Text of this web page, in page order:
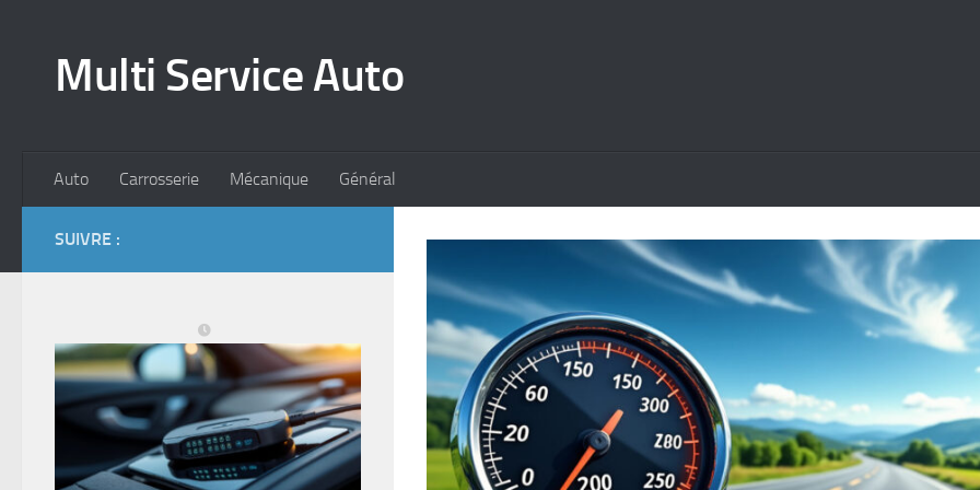
Multi Service Auto
Auto Carrosserie Mécanique Général
SUIVRE :